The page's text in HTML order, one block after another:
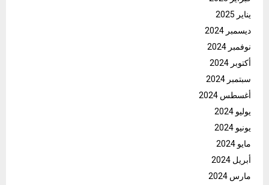
يناير 2025
ديسمبر 2024
نوفمبر 2024
أكتوبر 2024
سبتمبر 2024
أغسطس 2024
يوليو 2024
يونيو 2024
مايو 2024
أبريل 2024
مارس 2024